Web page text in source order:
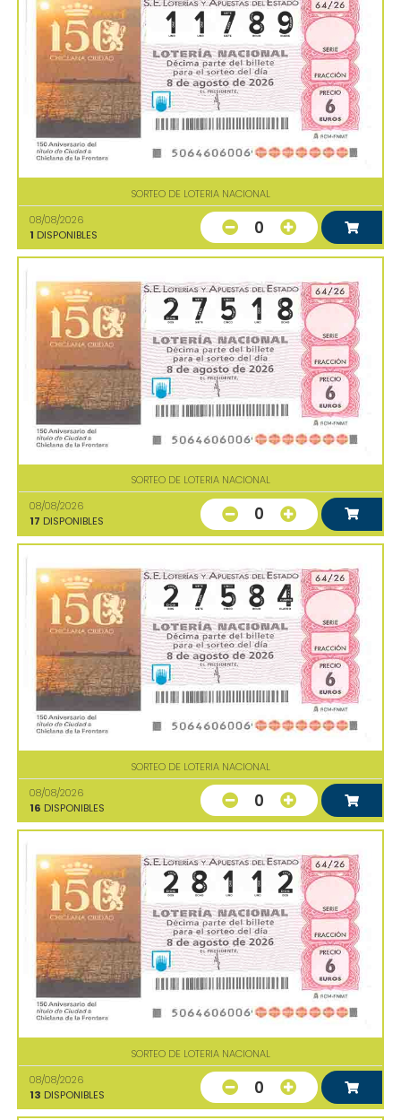
SORTEO DE LOTERIA NACIONAL
08/08/2026
1 DISPONIBLES 0
SORTEO DE LOTERIA NACIONAL
08/08/2026
17 DISPONIBLES 0
SORTEO DE LOTERIA NACIONAL
08/08/2026
16 DISPONIBLES 0
SORTEO DE LOTERIA NACIONAL
08/08/2026
13 DISPONIBLES 0